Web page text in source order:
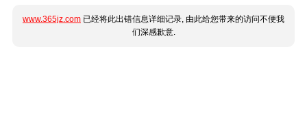
www.365jz.com 已经将此出错信息详细记录, 由此给您带来的访问不便我
们深感歉意.